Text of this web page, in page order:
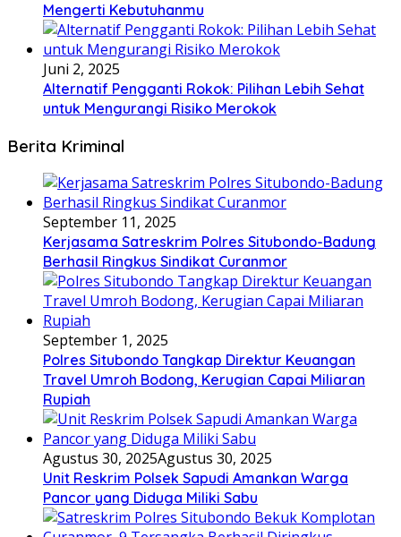
Mengerti Kebutuhanmu
Juni 2, 2025
Alternatif Pengganti Rokok: Pilihan Lebih Sehat
untuk Mengurangi Risiko Merokok
Berita Kriminal
September 11, 2025
Kerjasama Satreskrim Polres Situbondo-Badung
Berhasil Ringkus Sindikat Curanmor
September 1, 2025
Polres Situbondo Tangkap Direktur Keuangan
Travel Umroh Bodong, Kerugian Capai Miliaran
Rupiah
Agustus 30, 2025Agustus 30, 2025
Unit Reskrim Polsek Sapudi Amankan Warga
Pancor yang Diduga Miliki Sabu